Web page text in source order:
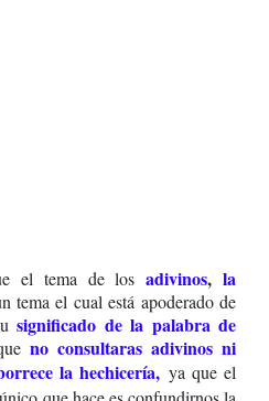
el tema de losadivinos, la
tema el cual está apoderado de
significado de la palabra de
no consultaras adivinos ni
la hechicería, ya que el